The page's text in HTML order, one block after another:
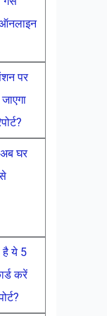
पर
घर
है ये 5
करें